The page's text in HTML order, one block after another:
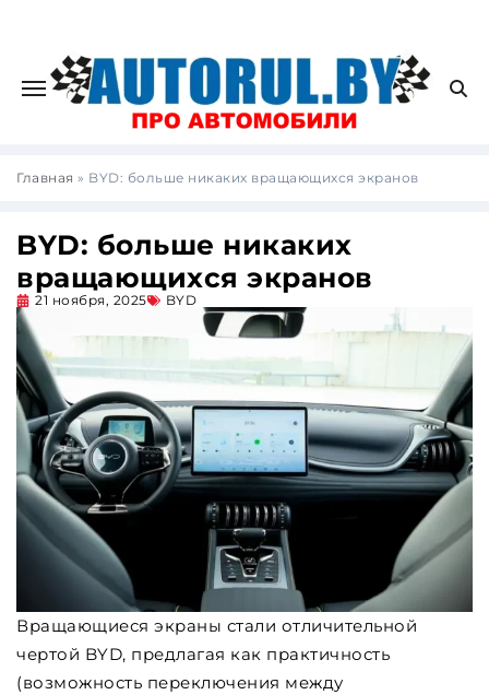
Главная » BYD: больше никаких вращающихся экранов
BYD: больше никаких
вращающихся экранов
21 ноября, 2025 BYD
Вращающиеся экраны стали отличительной
чертой BYD, предлагая как практичность
(возможность переключения между